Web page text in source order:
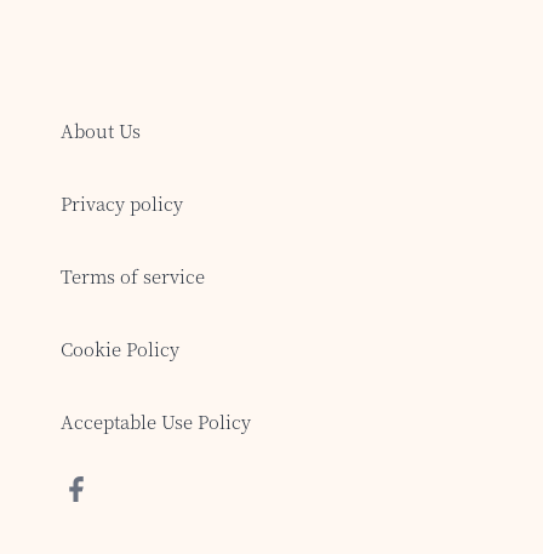
About Us
Privacy policy
Terms of service
Cookie Policy
Acceptable Use Policy